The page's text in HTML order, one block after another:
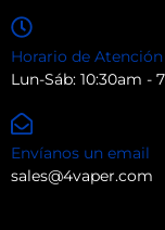
Horario de Atención
Lun-Sáb: 10:30am -
Envíanos un email
sales@4vaper.com